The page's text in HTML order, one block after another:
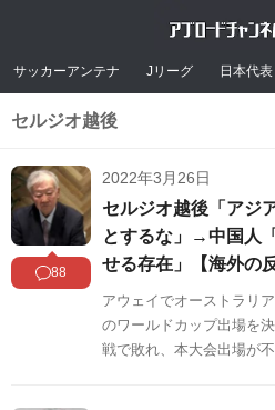
サッカーアンテナ Jリーグ 日本代表
セルジオ越後
88
2022年3月26日
セルジオ越後「アジ
とするな」→中国人
せる存在」【海外の
アウェイでオーストラリ
のワールドカップ出場を
戦で敗れ、本大会出場が